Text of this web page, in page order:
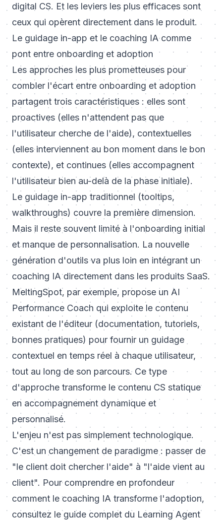
digital CS. Et les leviers les plus efficaces sont
ceux qui opèrent directement dans le produit.
Le guidage in-app et le coaching IA comme
pont entre onboarding et adoption
Les approches les plus prometteuses pour
combler l'écart entre onboarding et adoption
partagent trois caractéristiques : elles sont
proactives (elles n'attendent pas que
l'utilisateur cherche de l'aide), contextuelles
(elles interviennent au bon moment dans le bon
contexte), et continues (elles accompagnent
l'utilisateur bien au-delà de la phase initiale).
Le guidage in-app traditionnel (tooltips,
walkthroughs) couvre la première dimension.
Mais il reste souvent limité à l'onboarding initial
et manque de personnalisation. La nouvelle
génération d'outils va plus loin en intégrant un
coaching IA directement dans les produits SaaS.
MeltingSpot, par exemple, propose un AI
Performance Coach qui exploite le contenu
existant de l'éditeur (documentation, tutoriels,
bonnes pratiques) pour fournir un guidage
contextuel en temps réel à chaque utilisateur,
tout au long de son parcours. Ce type
d'approche transforme le contenu CS statique
en accompagnement dynamique et
personnalisé.
L'enjeu n'est pas simplement technologique.
C'est un changement de paradigme : passer de
"le client doit chercher l'aide" à "l'aide vient au
client". Pour comprendre en profondeur
comment le coaching IA transforme l'adoption,
consultez leguide complet du Learning Agent